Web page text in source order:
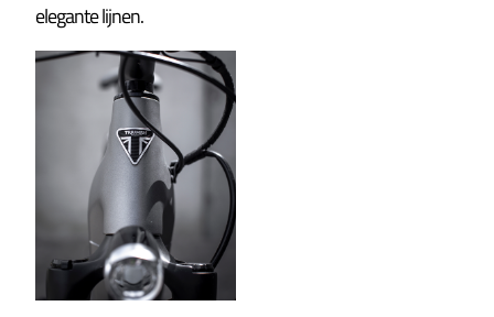
elegante lijnen.